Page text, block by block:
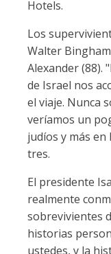
Hotels.
Los
Walter
Alexander (88).
de Israel nos
el viaje. Nunca
veríamos un
judíos y más
tres.
El presidente
realmente
sobrevivientes
historias
ustedes, y la